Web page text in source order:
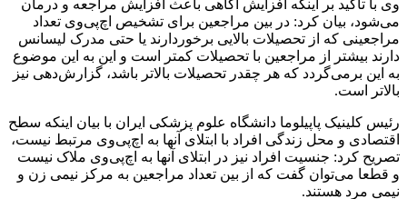
وی با تاکید بر اینکه افزایش آگاهی باعث افزایش مراجعه و درمان
می‌شود، بیان کرد: در بین مراجعین برای تشخیص اچ‌پی‌وی تعداد
مراجعینی که از تحصیلات بالایی برخوردارند یا حتی مدرک لیسانس
دارند بیشتر از مراجعین با تحصیلات کمتر است و این به این موضوع
به این برمی‌گردد که هر چقدر تحصیلات بالاتر باشد، گزارش‌دهی نیز
بالاتر است.
رئیس کلینیک پاپیلوما دانشگاه علوم پزشکی ایران با بیان اینکه سطح
اقتصادی و محل زندگی افراد با ابتلای آنها به اچ‌پی‌وی مرتبط نیست،
تصریح کرد: جنسیت افراد نیز در ابتلای آنها به اچ‌پی‌وی ملاک نیست
و قطعا می‌توان گفت که از بین تعداد مراجعین به مرکز نیمی زن و
نیمی مرد هستند.